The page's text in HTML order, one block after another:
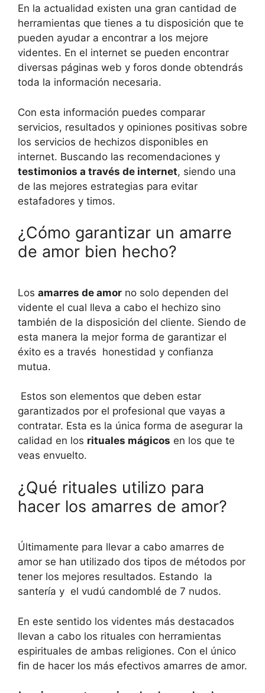
En la actualidad existen una gran cantidad de
herramientas que tienes a tu disposición que te
pueden ayudar a encontrar a los mejore
videntes. En el internet se pueden encontrar
diversas páginas web y foros donde obtendrás
toda la información necesaria.
Con esta información puedes comparar
servicios, resultados y opiniones positivas sobre
los servicios de hechizos disponibles en
internet. Buscando las recomendaciones y
testimonios a través de internet, siendo una
de las mejores estrategias para evitar
estafadores y timos.
¿Cómo garantizar un amarre
de amor bien hecho?
Los amarres de amor no solo dependen del
vidente el cual lleva a cabo el hechizo sino
también de la disposición del cliente. Siendo de
esta manera la mejor forma de garantizar el
éxito es a través honestidad y confianza
mutua.
Estos son elementos que deben estar
garantizados por el profesional que vayas a
contratar. Esta es la única forma de asegurar la
calidad en los rituales mágicos en los que te
veas envuelto.
¿Qué rituales utilizo para
hacer los amarres de amor?
Últimamente para llevar a cabo amarres de
amor se han utilizado dos tipos de métodos por
tener los mejores resultados. Estando la
santería y el vudú candomblé de 7 nudos.
En este sentido los videntes más destacados
llevan a cabo los rituales con herramientas
espirituales de ambas religiones. Con el único
fin de hacer los más efectivos amarres de amor.